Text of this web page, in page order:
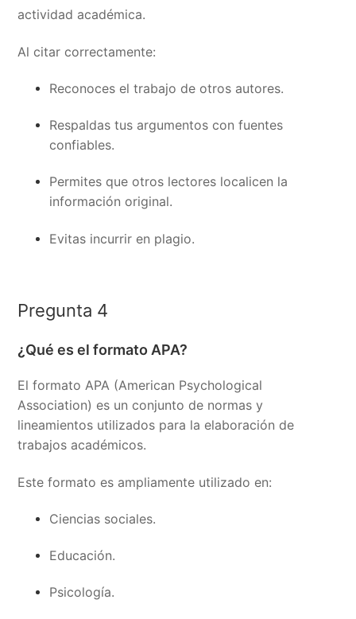
actividad académica.
Al citar correctamente:
Reconoces el trabajo de otros autores.
Respaldas tus argumentos con fuentes
confiables.
Permites que otros lectores localicen la
información original.
Evitas incurrir en plagio.
Pregunta 4
¿Qué es el formato APA?
El formato APA (American Psychological
Association) es un conjunto de normas y
lineamientos utilizados para la elaboración de
trabajos académicos.
Este formato es ampliamente utilizado en:
Ciencias sociales.
Educación.
Psicología.